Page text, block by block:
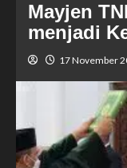
Mayjen
menjadi
17 November